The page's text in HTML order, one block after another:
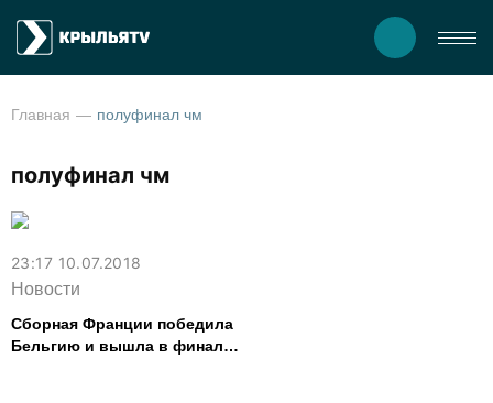
Главная полуфинал чм
полуфинал чм
23:17 10.07.2018
Новости
Сборная Франции победила
Бельгию и вышла в финал